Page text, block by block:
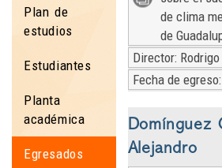
Plan de
estudios
Estudiantes
Planta
académica
Egresados
de clima
de
Director:
Fecha de
Domínguez
Alejandro